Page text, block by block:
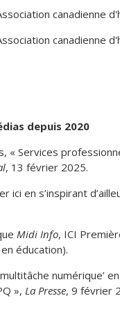
cognitives et
en 2019 »,
», F. Claveau et
p.175-195.
Gingras, « Les
l’urbaniste de la
1973 »,Revue
De la sociologie
Dumont.
canadienne
canadienne
depuis 2020
« Services
, 13 février 2025.
ici en s’inspirant
Midi Info, ICI
éducation).
numérique’
»,La Presse, 9 février